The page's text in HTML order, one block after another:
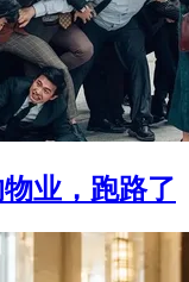
业，跑路了